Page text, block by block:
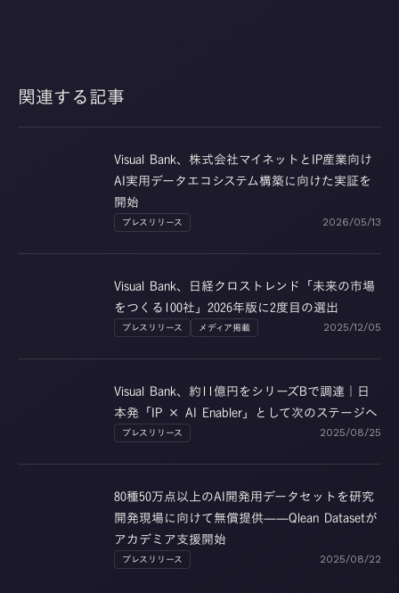
関連する記事
Visual Bank、株式会社マイネットとIP産業向け
AI実用データエコシステム構築に向けた実証を
開始
プレスリリース 2026/05/13
Visual Bank、日経クロストレンド「未来の市場
をつくる100社」2026年版に2度目の選出
プレスリリース メディア掲載 2025/12/05
Visual Bank、約11億円をシリーズBで調達｜日
本発「IP × AI Enabler」として次のステージへ
プレスリリース 2025/08/25
80種50万点以上のAI開発用データセットを研究
開発現場に向けて無償提供——Qlean Datasetが
アカデミア支援開始
プレスリリース 2025/08/22